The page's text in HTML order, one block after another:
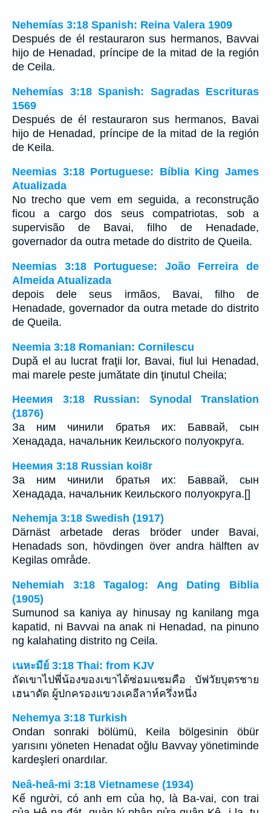
Nehemías 3:18 Spanish: Reina Valera 1909
Después de él restauraron sus hermanos, Bavvai
hijo de Henadad, príncipe de la mitad de la región
de Ceila.
Nehemías 3:18 Spanish: Sagradas Escrituras
1569
Después de él restauraron sus hermanos, Bavai
hijo de Henadad, príncipe de la mitad de la región
de Keila.
Neemias 3:18 Portuguese: Bíblia King James
Atualizada
No trecho que vem em seguida, a reconstrução
ficou a cargo dos seus compatriotas, sob a
supervisão de Bavai, filho de Henadade,
governador da outra metade do distrito de Queila.
Neemias 3:18 Portuguese: João Ferreira de
Almeida Atualizada
depois dele seus irmãos, Bavai, filho de
Henadade, governador da outra metade do distrito
de Queila.
Neemia 3:18 Romanian: Cornilescu
După el au lucrat fraţii lor, Bavai, fiul lui Henadad,
mai marele peste jumătate din ţinutul Cheila;
Неемия 3:18 Russian: Synodal Translation
(1876)
За ним чинили братья их: Баввай, сын
Хенадада, начальник Кеильского полуокруга.
Неемия 3:18 Russian koi8r
За ним чинили братья их: Баввай, сын
Хенадада, начальник Кеильского полуокруга.[]
Nehemja 3:18 Swedish (1917)
Därnäst arbetade deras bröder under Bavai,
Henadads son, hövdingen över andra hälften av
Kegilas område.
Nehemiah 3:18 Tagalog: Ang Dating Biblia
(1905)
Sumunod sa kaniya ay hinusay ng kanilang mga
kapatid, ni Bavvai na anak ni Henadad, na pinuno
ng kalahating distrito ng Ceila.
เนหะมีย์ 3:18 Thai: from KJV
ถัดเขาไปพี่น้องของเขาได้ซ่อมแซมคือ บัฟวัยบุตรชาย
เฮนาดัด ผู้ปกครองแขวงเคอีลาห์ครึ่งหนึ่ง
Nehemya 3:18 Turkish
Ondan sonraki bölümü, Keila bölgesinin öbür
yarısını yöneten Henadat oğlu Bavvay yönetiminde
kardeşleri onardılar.
Neâ-heâ-mi 3:18 Vietnamese (1934)
Kế người, có anh em của họ, là Ba-vai, con trai